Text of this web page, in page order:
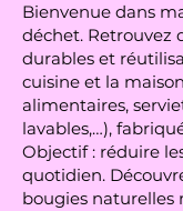
Bienvenue dans
déchet. Retrouvez
durables et
cuisine et la
alimentaires,
lavables,…),
Objectif : réduire
quotidien.
bougies naturelles